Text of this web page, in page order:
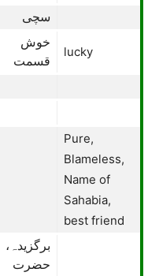
سچی
خوش
قسمت
lucky
Pure,
Blameless,
Name of
Sahabia,
best friend
برگزیدہ،
حضرت